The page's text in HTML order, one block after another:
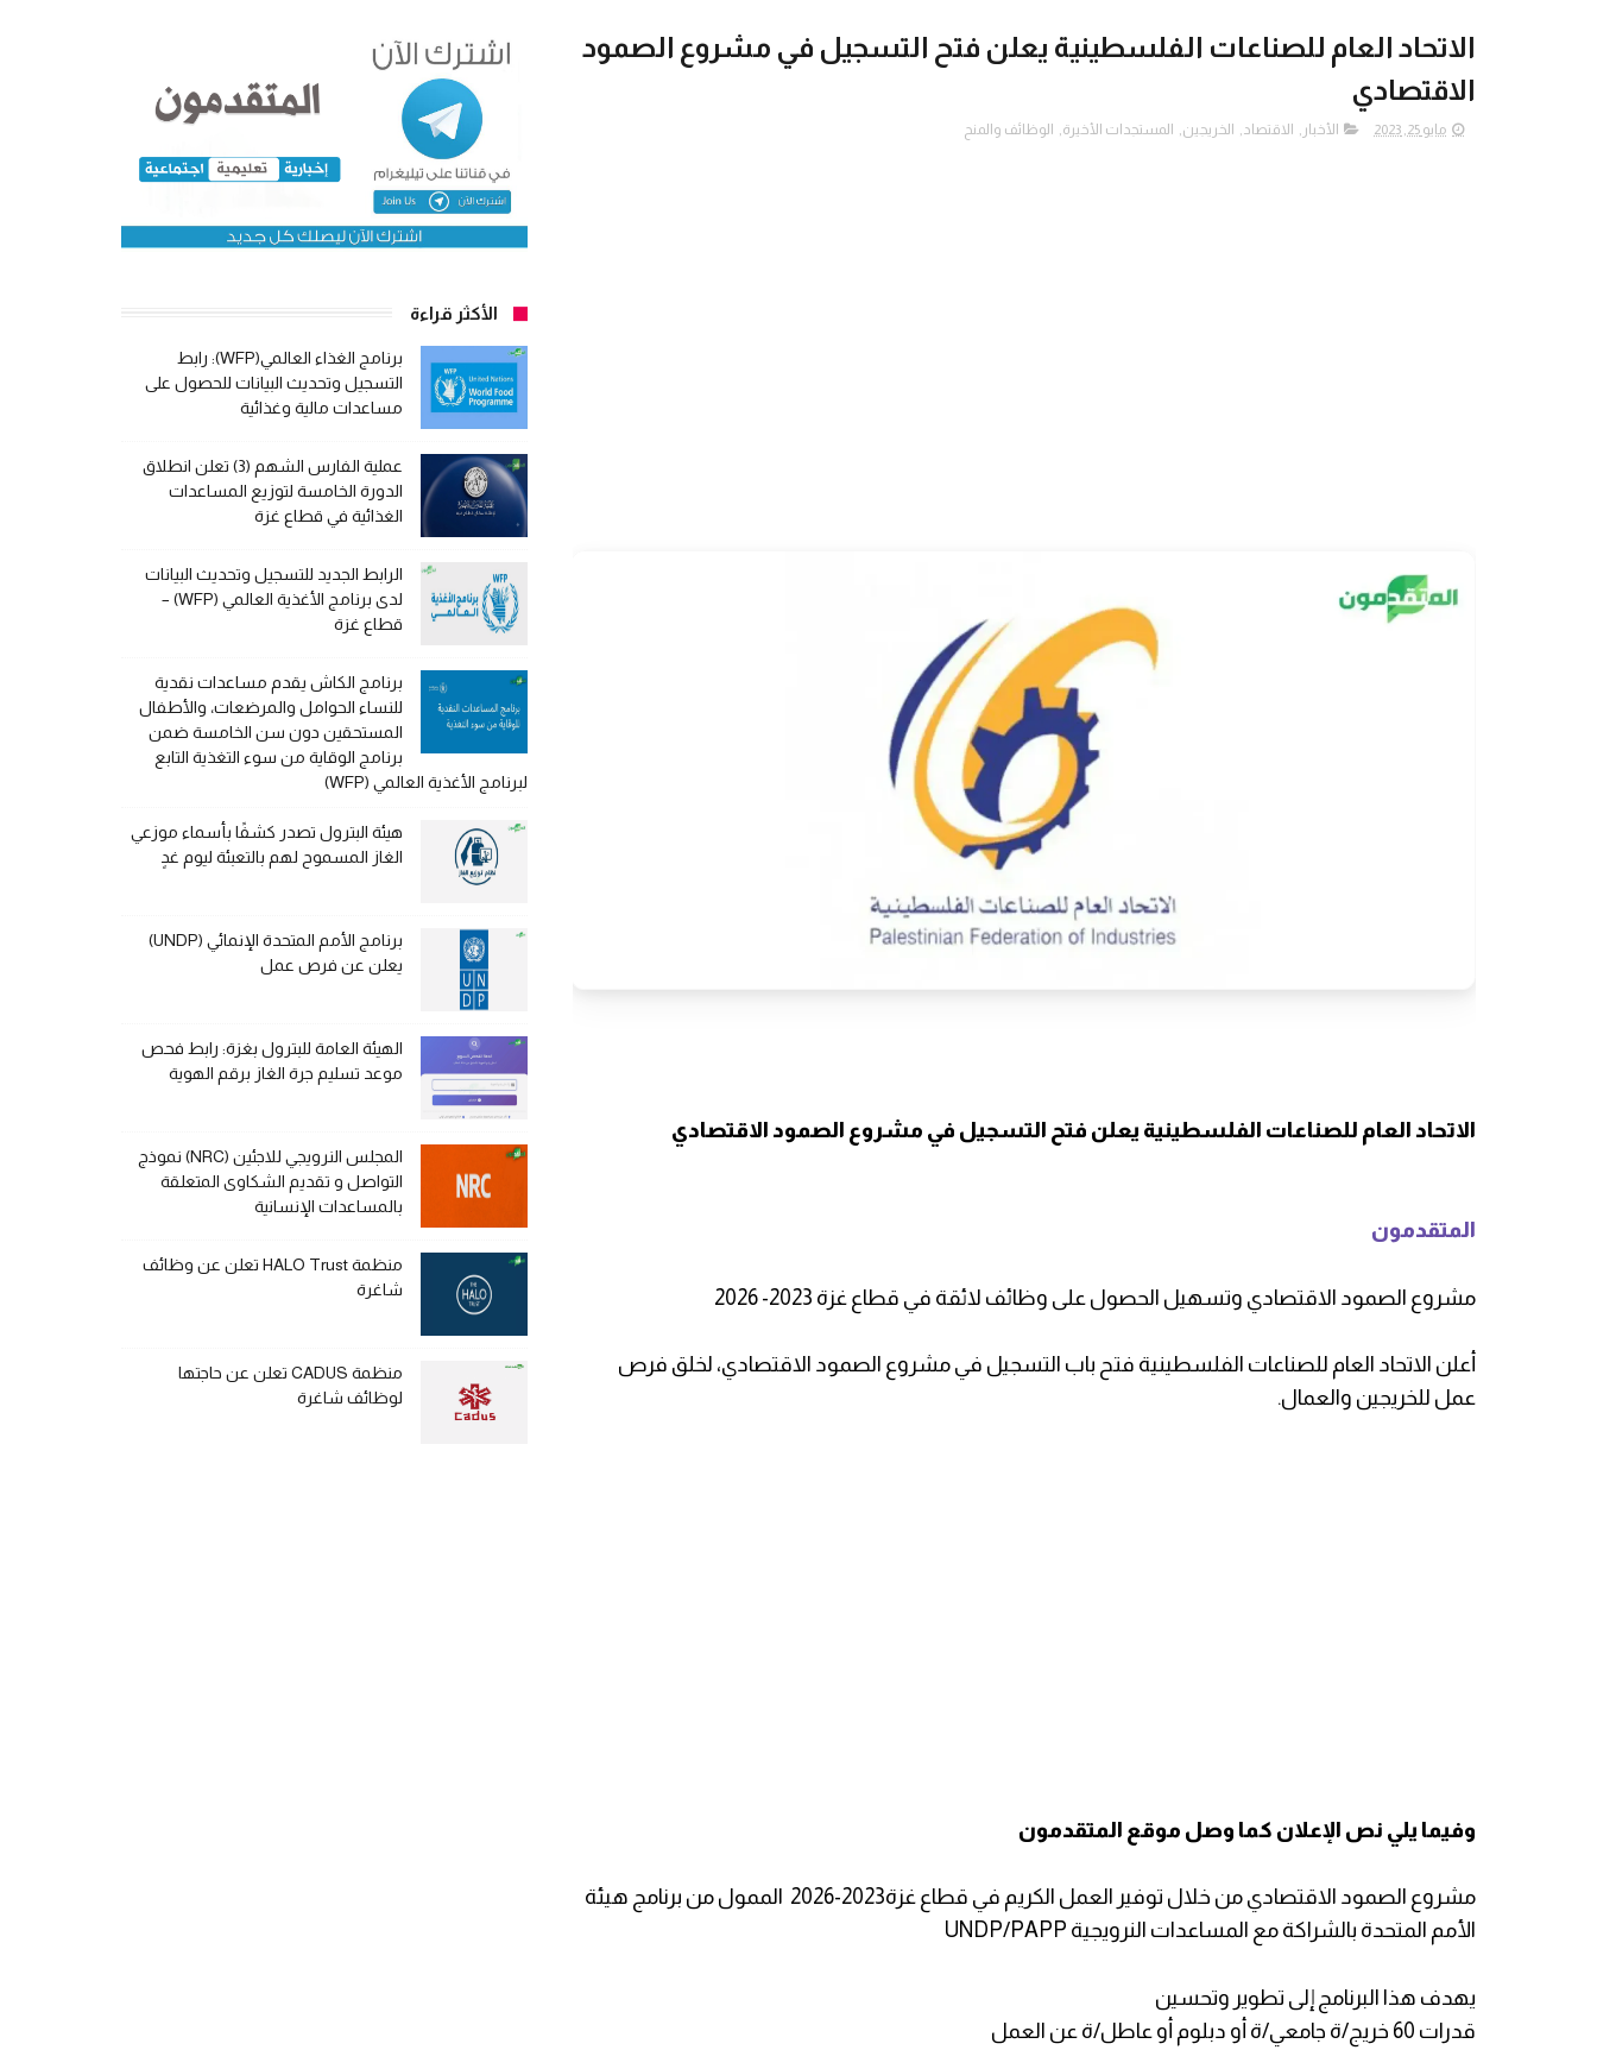
الاتحاد العام للصناعات الفلسطينية يعلن فتح التسجيل في مشروع الصمود
الاقتصادي
مايو 25, 2023 الأخبار , الاقتصاد, الخريجين, المستجدات الأخيرة, الوظائف والمنح
الاتحاد العام للصناعات الفلسطينية يعلن فتح التسجيل في مشروع الصمود الاقتصادي
المتقدمون
مشروع الصمود الاقتصادي وتسهيل الحصول على وظائف لائقة في قطاع غزة 2023- 2026
أعلن الاتحاد العام للصناعات الفلسطينية فتح باب التسجيل في مشروع الصمود الاقتصادي، لخلق فرص
عمل للخريجين والعمال.
وفيما يلي نص الإعلان كما وصل موقع المتقدمون
مشروع الصمود الاقتصادي من خلال توفير العمل الكريم في قطاع غزة2023-2026 الممول من برنامج هيئة
الأمم المتحدة بالشراكة مع المساعدات النرويجية UNDP/PAPP
يهدف هذا البرنامج إلى تطوير وتحسين
قدرات 60 خريج/ة جامعي/ة أو دبلوم أو عاطل/ة عن العمل
الأكثر قراءة
برنامج الغذاء العالمي(WFP): رابط
التسجيل وتحديث البيانات للحصول على
مساعدات مالية وغذائية
عملية الفارس الشهم (3) تعلن انطلاق
الدورة الخامسة لتوزيع المساعدات
الغذائية في قطاع غزة
الرابط الجديد للتسجيل وتحديث البيانات
لدى برنامج الأغذية العالمي (WFP) –
قطاع غزة
برنامج الكاش يقدم مساعدات نقدية
للنساء الحوامل والمرضعات، والأطفال
المستحقين دون سن الخامسة ضمن
برنامج الوقاية من سوء التغذية التابع
لبرنامج الأغذية العالمي (WFP)
هيئة البترول تصدر كشفًا بأسماء موزعي
الغاز المسموح لهم بالتعبئة ليوم غدٍ
برنامج الأمم المتحدة الإنمائي (UNDP)
يعلن عن فرص عمل
الهيئة العامة للبترول بغزة: رابط فحص
موعد تسليم جرة الغاز برقم الهوية
المجلس النرويجي للاجئين (NRC) نموذج
التواصل و تقديم الشكاوى المتعلقة
بالمساعدات الإنسانية
منظمة HALO Trust تعلن عن وظائف
شاغرة
منظمة CADUS تعلن عن حاجتها
لوظائف شاغرة